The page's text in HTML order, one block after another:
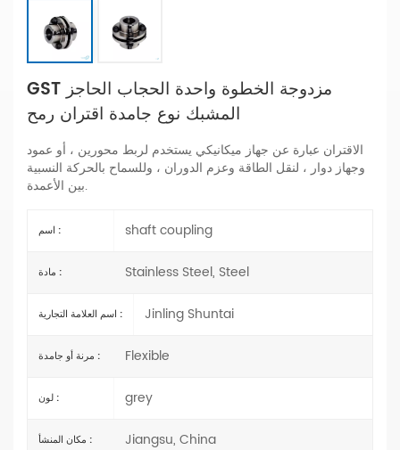
GST مزدوجة الخطوة واحدة الحجاب الحاجز
المشبك نوع جامدة اقتران رمح
الاقتران عبارة عن جهاز ميكانيكي يستخدم لربط محورين ، أو عمود
وجهاز دوار ، لنقل الطاقة وعزم الدوران ، وللسماح بالحركة النسبية
بين الأعمدة.
اسم : shaft coupling
مادة : Stainless Steel, Steel
اسم العلامة التجارية : Jinling Shuntai
مرنة أو جامدة : Flexible
لون : grey
مكان المنشأ : Jiangsu, China